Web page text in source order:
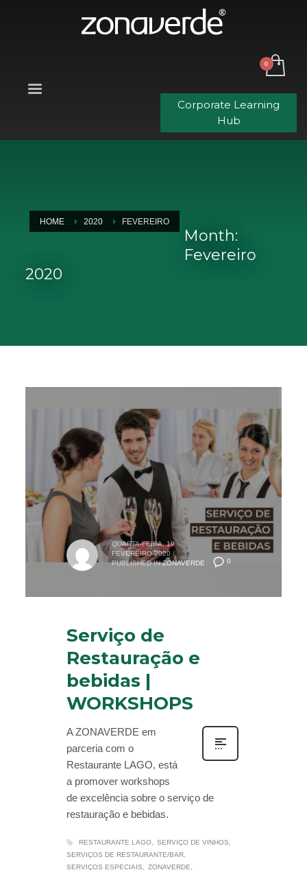
Corporate Learning
Hub
HOME 2020 FEVEREIRO
Month:
Fevereiro
2020
0
QUARTA-FEIRA, 19
FEVEREIRO 2020 /
PUBLISHED IN ZONAVERDE
Serviço de
Restauração e
bebidas |
WORKSHOPS
A ZONAVERDE em
parceria com o
Restaurante LAGO, está
a promover workshops
de excelência sobre o serviço de
restauração e bebidas.
RESTAURANTE LAGO
SERVIÇO DE VINHOS
SERVIÇOS DE RESTAURANTE/BAR
SERVIÇOS ESPECIAIS
ZONAVERDE